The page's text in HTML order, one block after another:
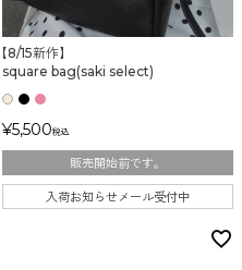
【8/15新作】
square bag(saki select)
¥5,500税込
販売開始前です。
入荷お知らせメール受付中